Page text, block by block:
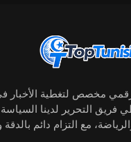
فريق التحرير لدينا السياسة